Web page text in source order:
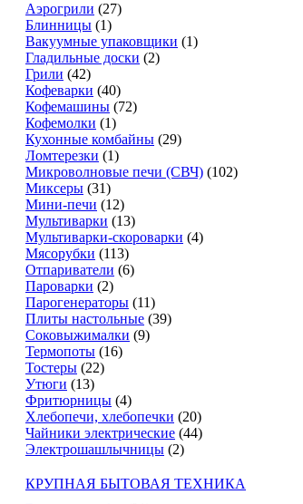
Аэрогрили (27)
Блинницы (1)
Вакуумные упаковщики (1)
Гладильные доски (2)
Грили (42)
Кофеварки (40)
Кофемашины (72)
Кофемолки (1)
Кухонные комбайны (29)
Ломтерезки (1)
Микроволновые печи (СВЧ) (102)
Миксеры (31)
Мини-печи (12)
Мультиварки (13)
Мультиварки-скороварки (4)
Мясорубки (113)
Отпариватели (6)
Пароварки (2)
Парогенераторы (11)
Плиты настольные (39)
Соковыжималки (9)
Термопоты (16)
Тостеры (22)
Утюги (13)
Фритюрницы (4)
Хлебопечи, хлебопечки (20)
Чайники электрические (44)
Электрошашлычницы (2)
КРУПНАЯ БЫТОВАЯ ТЕХНИКА